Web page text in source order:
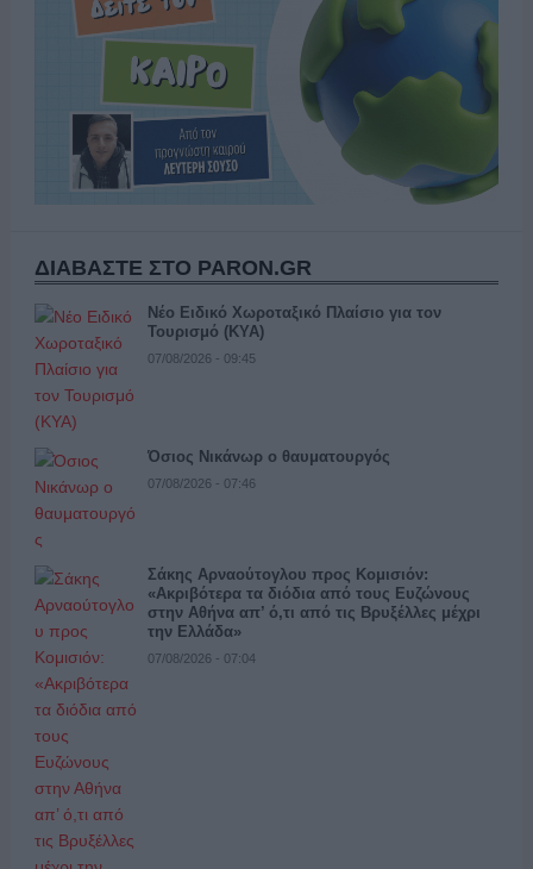
ΔΙΑΒΑΣΤΕ ΣΤΟ PARON.GR
Νέο Ειδικό Χωροταξικό Πλαίσιο για τον
Τουρισμό (ΚΥΑ)
07/08/2026 - 09:45
Όσιος Νικάνωρ ο θαυματουργός
07/08/2026 - 07:46
Σάκης Αρναούτογλου προς Κομισιόν:
«Ακριβότερα τα διόδια από τους Ευζώνους
στην Αθήνα απ’ ό,τι από τις Βρυξέλλες μέχρι
την Ελλάδα»
07/08/2026 - 07:04